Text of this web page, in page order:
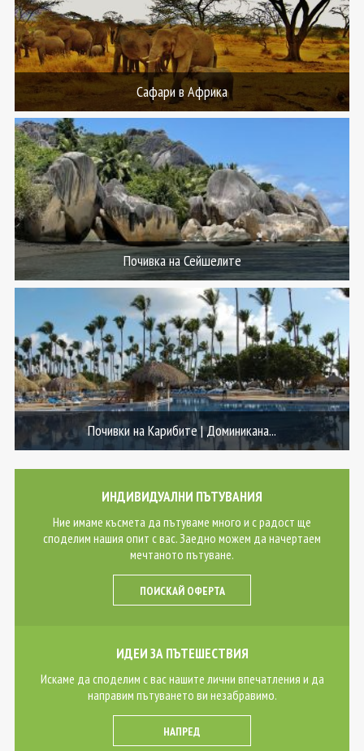
Сафари в Африка
Почивка на Сейшелите
Почивки на Карибите | Доминикана...
ИНДИВИДУАЛНИ ПЪТУВАНИЯ
Ние имаме късмета да пътуваме много и с радост ще
споделим нашия опит с вас. Заедно можем да начертаем
мечтаното пътуване.
ПОИСКАЙ ОФЕРТА
ИДЕИ ЗА ПЪТЕШЕСТВИЯ
Искаме да споделим с вас нашите лични впечатления и да
направим пътуването ви незабравимо.
НАПРЕД